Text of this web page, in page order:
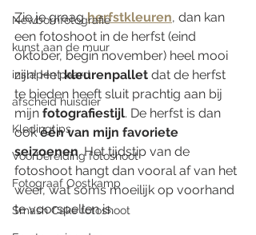
Newbornfotografie
kunst aan de muur
inslapen paard
afscheid huisdier
Kledingtips
Voorbereiding fotoshoot
Fotograaf Oostkamp
Smash Cake fotoshoot
Zie je graag herfstkleuren, dan kan
een fotoshoot in de herfst (eind
oktober, begin november) heel mooi
zijn! Het kleurenpallet dat de herfst
te bieden heeft sluit prachtig aan bij
mijn fotografiestijl. De herfst is dan
ook één van mijn favoriete
seizoenen. Het tijdstip van de
fotoshoot hangt dan vooral af van het
weer, wat soms moeilijk op voorhand
te voorspellen is.